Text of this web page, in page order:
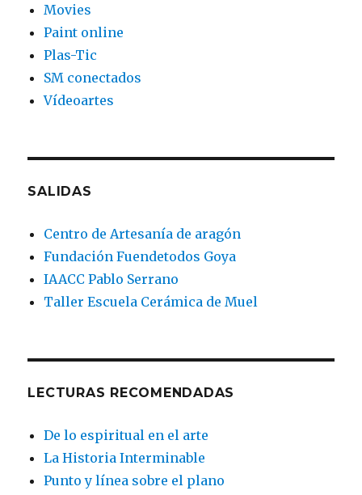
Movies
Paint online
Plas-Tic
SM conectados
Vídeoartes
SALIDAS
Centro de Artesanía de aragón
Fundación Fuendetodos Goya
IAACC Pablo Serrano
Taller Escuela Cerámica de Muel
LECTURAS RECOMENDADAS
De lo espiritual en el arte
La Historia Interminable
Punto y línea sobre el plano